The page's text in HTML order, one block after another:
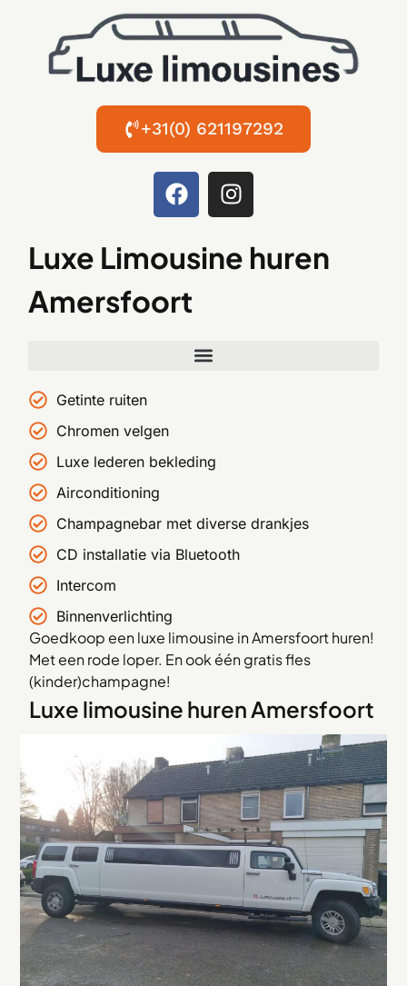
+31(0) 621197292
Luxe Limousine huren
Amersfoort
Getinte ruiten
Chromen velgen
Luxe lederen bekleding
Airconditioning
Champagnebar met diverse drankjes
CD installatie via Bluetooth
Intercom
Binnenverlichting
Goedkoop een luxe limousine in Amersfoort huren!
Met een rode loper. En ook één gratis fles
(kinder)champagne!
Luxe limousine huren Amersfoort